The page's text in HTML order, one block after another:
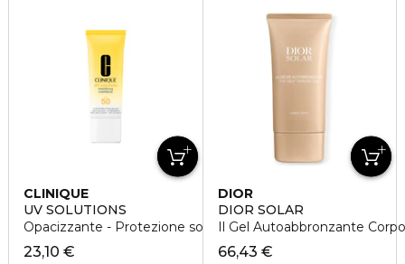
CLINIQUE
UV SOLUTIONS
Opacizzante - Protezione solare SPF 50
23,10 €
DIOR
DIOR SOLAR
Il Gel Autoabbronzante Corpo
66,43 €